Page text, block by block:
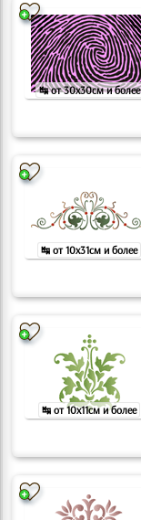
↹ от 30x30см и более
↹ от 10x31см и более
↹ от 10x11см и более